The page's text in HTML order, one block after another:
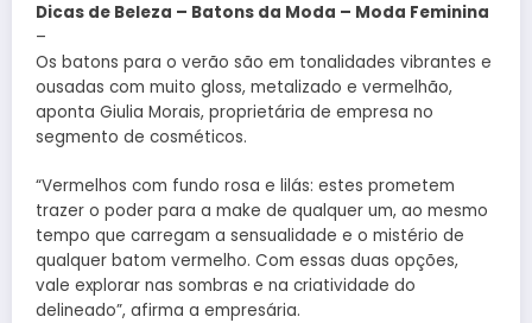
Dicas de Beleza – Batons da Moda – Moda Feminina
–
Os batons para o verão são em tonalidades vibrantes e
ousadas com muito gloss, metalizado e vermelhão,
aponta Giulia Morais, proprietária de empresa no
segmento de cosméticos.
“Vermelhos com fundo rosa e lilás: estes prometem
trazer o poder para a make de qualquer um, ao mesmo
tempo que carregam a sensualidade e o mistério de
qualquer batom vermelho. Com essas duas opções,
vale explorar nas sombras e na criatividade do
delineado”, afirma a empresária.